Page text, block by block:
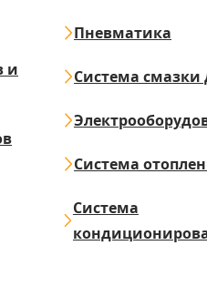
и
Пневматика
Система смазки
Система
Система